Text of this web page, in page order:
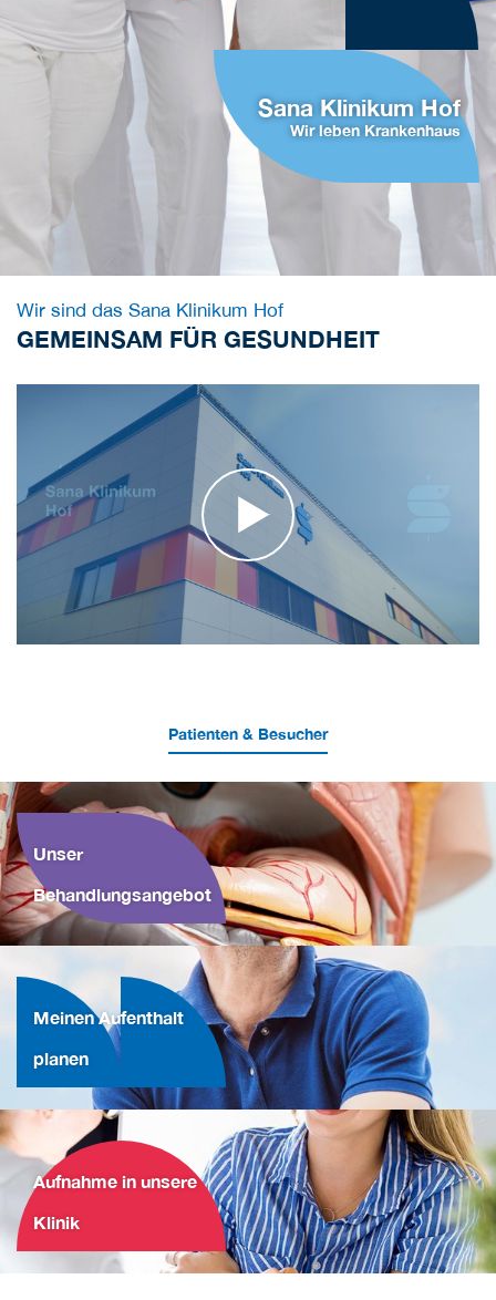
Sana Klinikum Hof
Wir leben Krankenhaus
Wir sind das Sana Klinikum Hof
GEMEINSAM FÜR GESUNDHEIT
Patienten & Besucher
Unser
Behandlungsangebot
Meinen Aufenthalt
planen
Aufnahme in unsere
Klinik